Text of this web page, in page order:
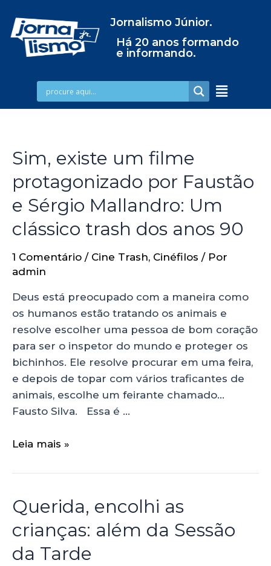
Jornalismo Júnior.
Há 20 anos formando
e informando.
Sim, existe um filme
protagonizado por Faustão
e Sérgio Mallandro: Um
clássico trash dos anos 90
1 Comentário / Cine Trash, Cinéfilos / Por
admin
Deus está preocupado com a maneira como
os humanos estão tratando os animais e
resolve escolher uma pessoa de bom coração
para ser o inspetor do mundo e proteger os
bichinhos. Ele resolve procurar em uma feira,
e depois de topar com vários traficantes de
animais, escolhe um feirante chamado…
Fausto Silva. Essa é …
Leia mais »
Querida, encolhi as
crianças: além da Sessão
da Tarde